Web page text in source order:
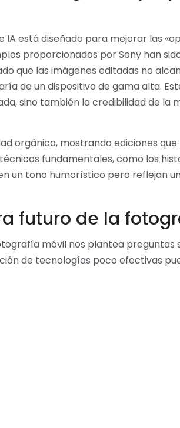
está diseñado para mejorar las
proporcionados por Sony han
que las imágenes editadas no
de un dispositivo de gama alta.
sino también la credibilidad de la
orgánica, mostrando ediciones
fundamentales, como los
un tono humorístico pero reflejan
futuro de la
móvil nos plantea
de tecnologías poco efectivas